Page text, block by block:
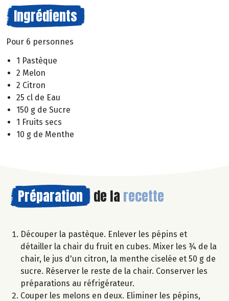
Ingrédients
Pour 6 personnes
1 Pastèque
2 Melon
2 Citron
25 cl de Eau
150 g de Sucre
1 Fruits secs
10 g de Menthe
Préparation de la recette
Découper la pastèque. Enlever les pépins et
détailler la chair du fruit en cubes. Mixer les ¾ de la
chair, le jus d'un citron, la menthe ciselée et 50 g de
sucre. Réserver le reste de la chair. Conserver les
préparations au réfrigérateur.
Couper les melons en deux. Eliminer les pépins,